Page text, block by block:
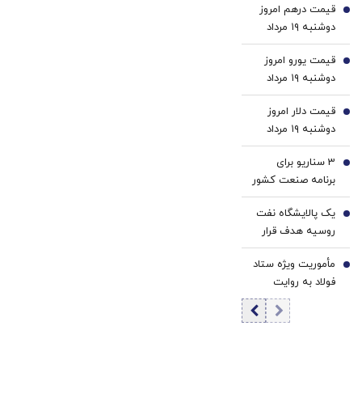
قیمت درهم امروز
دوشنبه ۱۹ مرداد
۱۴۰۵/ افزایش
قیمت درهم
2
قیمت یورو امروز
دوشنبه ۱۹ مرداد
۱۴۰۵/ کاهش
قیمت یورو
3
قیمت دلار امروز
دوشنبه ۱۹ مرداد
۱۴۰۵/ افزایش
قیمت دلار
4
3 سناریو برای
برنامه صنعت کشور
| رئیس ایمیدرو:
زنجیره فولاد با
قیچی قیمت و
هزینه مواجه است
| تاب‌آوری فولاد
صرفاً فنی نیست،
تاب‌آوری اقتصادی
و بهره‌وری مدیریتی
5
یک پالایشگاه نفت
روسیه هدف قرار
گرفت+ جزئیات
6
مأموریت ویژه ستاد
فولاد به روایت
معاون وزیر صمت |
در شرایط جنگی،
7